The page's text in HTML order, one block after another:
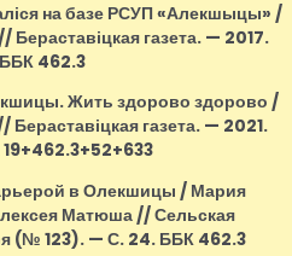
на базе РСУП «Алекшыцы» /
Бераставіцкая газета. — 2017.
462.3
Жить здорово здорово /
газета. — 2021.
в Олекшицы / Мария
Матюша // Сельская
(№ 123). — С. 24. ББК 462.3